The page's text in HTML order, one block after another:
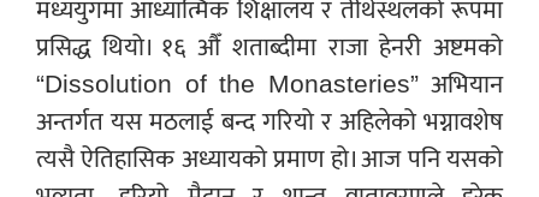
मध्ययुगमा आध्यात्मिक शिक्षालय र तीर्थस्थलको रूपमा
प्रसिद्ध थियो। १६ औँ शताब्दीमा राजा हेनरी अष्टमको
“Dissolution of the Monasteries” अभियान
अन्तर्गत यस मठलाई बन्द गरियो र अहिलेको भग्नावशेष
त्यसै ऐतिहासिक अध्यायको प्रमाण हो। आज पनि यसको